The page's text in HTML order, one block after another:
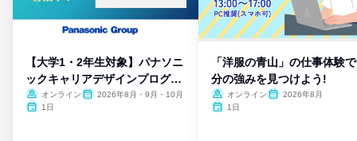
【大学1・2年生対象】パナソニ
ックキャリアデザインプログラ
ム
オンライン
2026年8月・9月・10月
1日
「洋服の青山」の仕事体験
分の強みを見つけよう!
オンライン
2026年8月
1日